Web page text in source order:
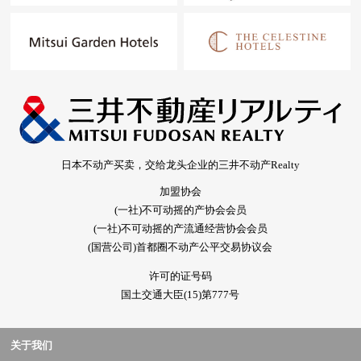
日本不动产买卖，交给龙头企业的三井不动产Realty
加盟协会
(一社)不可动摇的产协会会员
(一社)不可动摇的产流通经营协会会员
(国营公司)首都圈不动产公平交易协议会
许可的证号码
国土交通大臣(15)第777号
关于我们